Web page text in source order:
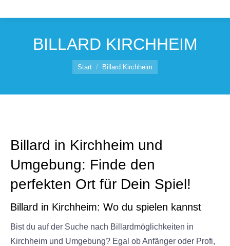
BILLARD KIRCHHEIM
Sie befinden sich hier:
Start Billard Kirchheim
Billard in Kirchheim und
Umgebung: Finde den
perfekten Ort für Dein Spiel!
Billard in Kirchheim: Wo du spielen kannst
Bist du auf der Suche nach Billardmöglichkeiten in
Kirchheim und Umgebung? Egal ob Anfänger oder Profi,